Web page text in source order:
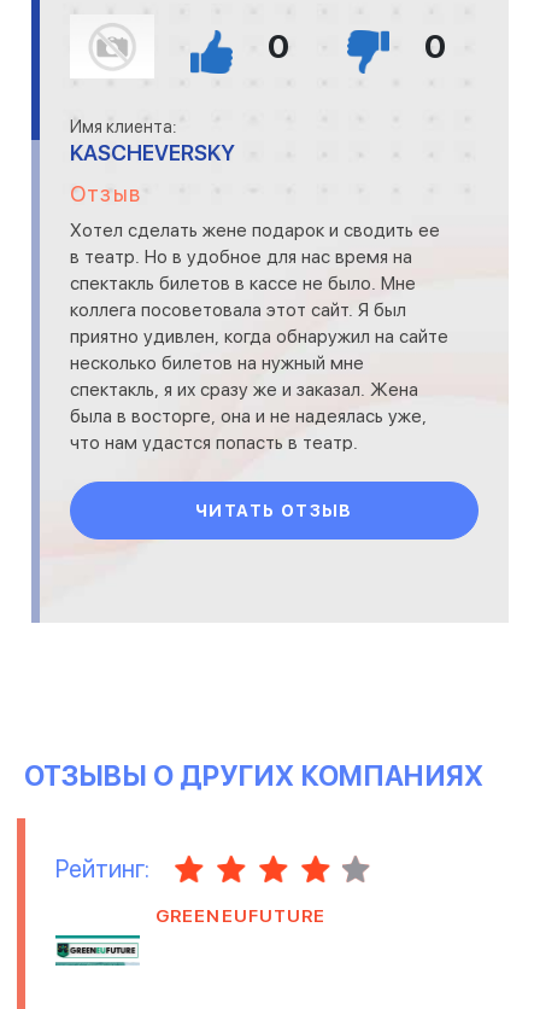
0 0
Имя клиента:
KASCHEVERSKY
Отзыв
Хотел сделать жене подарок и сводить ее
в театр. Но в удобное для нас время на
спектакль билетов в кассе не было. Мне
коллега посоветовала этот сайт. Я был
приятно удивлен, когда обнаружил на сайте
несколько билетов на нужный мне
спектакль, я их сразу же и заказал. Жена
была в восторге, она и не надеялась уже,
что нам удастся попасть в театр.
ЧИТАТЬ ОТЗЫВ
ОТЗЫВЫ О ДРУГИХ КОМПАНИЯХ
Рейтинг:
GREENEUFUTURE